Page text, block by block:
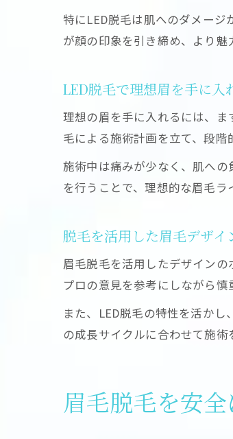
特にLED脱毛は肌へのダメー
が顔の印象を引き締め、より魅
LED脱毛で理想眉を手に入
理想の眉を手に入れるには、
毛による施術計画を立て、段階
施術中は痛みが少なく、肌へ
を行うことで、理想的な眉毛ラ
脱毛を活用した眉毛デザイ
眉毛脱毛を活用したデザイン
プロの意見を参考にしながら慎
また、LED脱毛の特性を活か
の成長サイクルに合わせて施術
眉毛脱毛を安